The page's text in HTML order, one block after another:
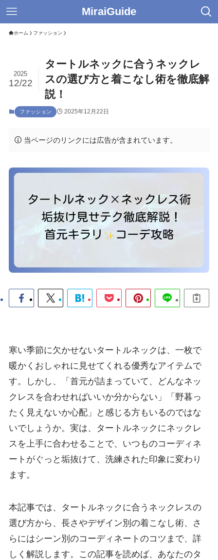
MiraiGuide
ホーム ファッション
タートルネックに合うネックレ
スの選び方と着こなし術を徹底解
説！
2025
12/22
ファッション 2025年12月22日
当ページのリンクには広告が含まれています。
寒い季節に欠かせないタートルネックは、一枚で
暖かくおしゃれに見せてくれる優秀なアイテムで
す。しかし、「首元が詰まっていて、どんなネッ
クレスを合わせればいいか分からない」「野暮っ
たく見えないか心配」と感じる方もいるのではな
いでしょうか。実は、タートルネックにネックレ
スを上手に合わせることで、いつものコーディネ
ートがぐっと垢抜けて、洗練された印象に変わり
ます。
本記事では、タートルネックに合うネックレスの
選び方から、長さやデザイン別の着こなし術、さ
らにはシーン別のコーディネートのコツまで、詳
しく解説します。この記事を読めば、あなたのタ